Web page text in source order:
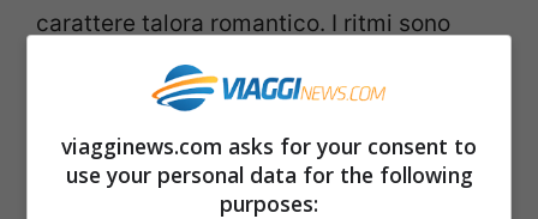
carattere talora romantico. I ritmi sono
sottointesi e i musicisti prestano sempre
particolare attenzione a dinamiche ed
interplay.
Dopo l’edizione di svolta del 2013, che ha
viagginews.com asks for your consent to
use your personal data for the following
purposes: